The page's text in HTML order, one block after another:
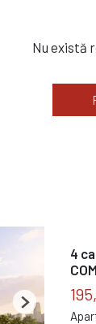
Nu există
Next
4